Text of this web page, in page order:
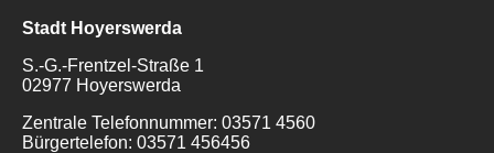
Stadt Hoyerswerda
S.-G.-Frentzel-Straße 1
02977 Hoyerswerda
Zentrale Telefonnummer: 03571 4560
Bürgertelefon: 03571 456456